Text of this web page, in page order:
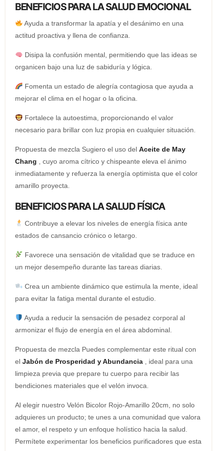
BENEFICIOS PARA LA SALUD EMOCIONAL
Ayuda a transformar la apatía y el desánimo en una
actitud proactiva y llena de confianza.
Disipa la confusión mental, permitiendo que las ideas se
organicen bajo una luz de sabiduría y lógica.
Fomenta un estado de alegría contagiosa que ayuda a
mejorar el clima en el hogar o la oficina.
Fortalece la autoestima, proporcionando el valor
necesario para brillar con luz propia en cualquier situación.
Propuesta de mezcla Sugiero el uso del Aceite de May
Chang , cuyo aroma cítrico y chispeante eleva el ánimo
inmediatamente y refuerza la energía optimista que el color
amarillo proyecta.
BENEFICIOS PARA LA SALUD FÍSICA
Contribuye a elevar los niveles de energía física ante
estados de cansancio crónico o letargo.
Favorece una sensación de vitalidad que se traduce en
un mejor desempeño durante las tareas diarias.
Crea un ambiente dinámico que estimula la mente, ideal
para evitar la fatiga mental durante el estudio.
Ayuda a reducir la sensación de pesadez corporal al
armonizar el flujo de energía en el área abdominal.
Propuesta de mezcla Puedes complementar este ritual con
el Jabón de Prosperidad y Abundancia , ideal para una
limpieza previa que prepare tu cuerpo para recibir las
bendiciones materiales que el velón invoca.
Al elegir nuestro Velón Bicolor Rojo-Amarillo 20cm, no solo
adquieres un producto; te unes a una comunidad que valora
el amor, el respeto y un enfoque holístico hacia la salud.
Permítete experimentar los beneficios purificadores que esta